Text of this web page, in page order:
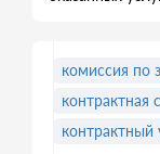
комиссия по
контрактная